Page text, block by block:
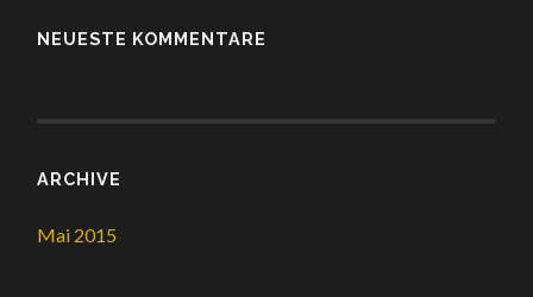
NEUESTE KOMMENTARE
ARCHIVE
Mai 2015